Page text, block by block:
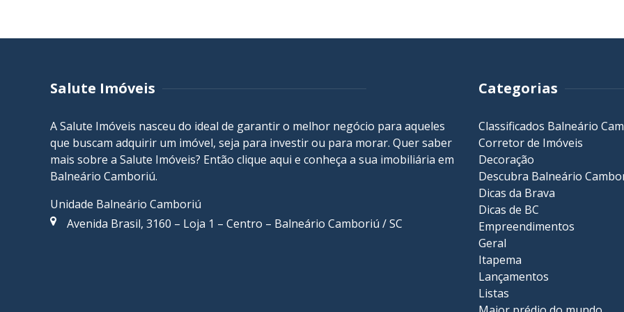
Salute Imóveis
A Salute Imóveis nasceu do ideal de garantir o melhor negócio para aqueles
que buscam adquirir um imóvel, seja para investir ou para morar. Quer saber
mais sobre a Salute Imóveis? Então clique aqui e conheça a sua imobiliária em
Balneário Camboriú.
Unidade Balneário Camboriú
Avenida Brasil, 3160 – Loja 1 – Centro – Balneário Camboriú / SC
Categorias
Classificados Balneário
Corretor de Imóveis
Decoração
Descubra Balneário
Dicas da Brava
Dicas de BC
Empreendimentos
Geral
Itapema
Lançamentos
Listas